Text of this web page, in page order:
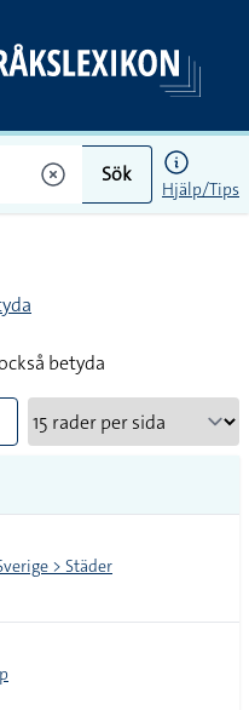
Sök
Hjälp/Tips
betyda
> Städer